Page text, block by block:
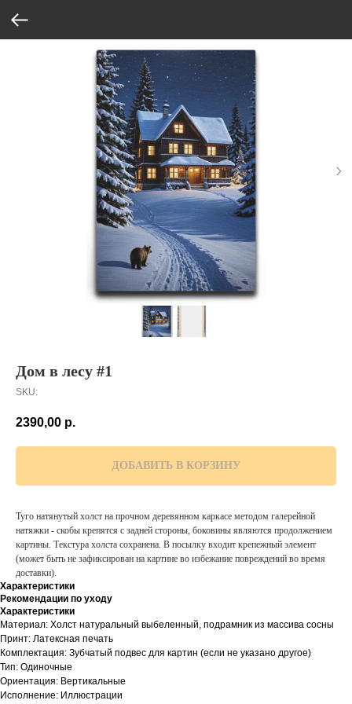
Дом в лесу #1
SKU:
2390,00 р.
ДОБАВИТЬ В КОРЗИНУ
Туго натянутый холст на прочном деревянном каркасе методом галерейной
натяжки - скобы крепятся с задней стороны, боковины являются продолжением
картины. Текстура холста сохранена. В посылку входит крепежный элемент
(может быть не зафиксирован на картине во избежание повреждений во время
доставки).
Характеристики
Рекомендации по уходу
Характеристики
Материал: Холст натуральный выбеленный, подрамник из массива сосны
Принт: Латексная печать
Комплектация: Зубчатый подвес для картин (если не указано другое)
Тип: Одиночные
Ориентация: Вертикальные
Исполнение: Иллюстрации